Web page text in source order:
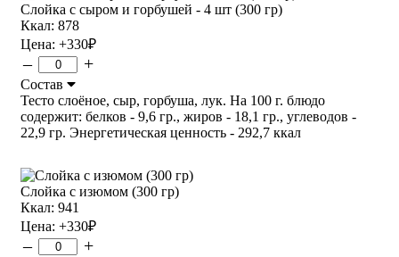
Слойка с сыром и горбушей - 4 шт (300 гр)
Ккал: 878
Цена: +330₽
– +
Состав
Тесто слоёное, сыр, горбуша, лук. На 100 г. блюдо
содержит: белков - 9,6 гр., жиров - 18,1 гр., углеводов -
22,9 гр. Энергетическая ценность - 292,7 ккал
Слойка с изюмом (300 гр)
Ккал: 941
Цена: +330₽
– +